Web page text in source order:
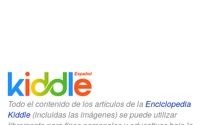
Todo el contenido de los artículos de la Enciclopedia
Kiddle (incluidas las imágenes) se puede utilizar